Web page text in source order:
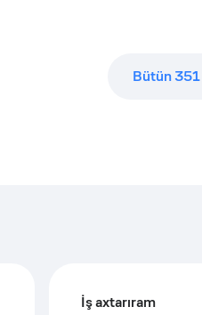
Bütün351
İş axtarıram